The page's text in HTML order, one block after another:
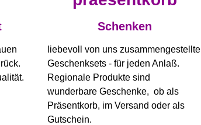
Schenken
liebevoll von uns zusammengestellte
Geschenksets - für jeden Anlaß.
Regionale Produkte sind
wunderbare Geschenke, ob als
Präsentkorb, im Versand oder als
Gutschein.